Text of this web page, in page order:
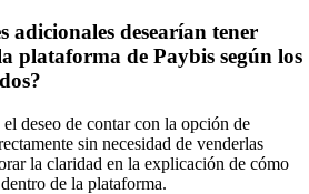
adicionales desearían tener
plataforma de Paybis según los
deseo de contar con la opción de
sin necesidad de venderlas
la claridad en la explicación de cómo
de la plataforma.